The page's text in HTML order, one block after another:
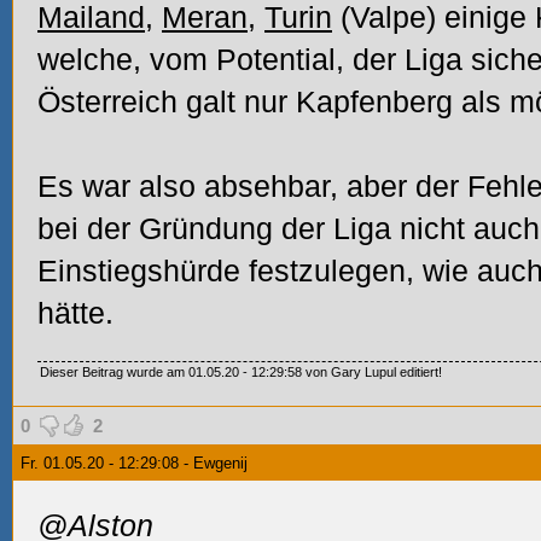
Mailand, Meran, Turin (Valpe) einige
welche, vom Potential, der Liga
Österreich galt nur Kapfenberg als
Es war also absehbar, aber der
bei der Gründung der Liga nicht
Einstiegshürde festzulegen, wie
hätte.
Dieser Beitrag wurde am 01.05.20 - 12:29:58 von Gary Lupul editiert!
0 2
Fr. 01.05.20 - 12:29:08 - Ewgenij
@Alston